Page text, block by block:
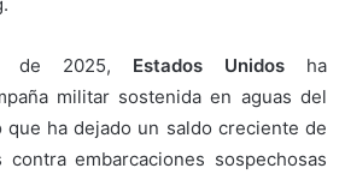
de 2025, Estados Unidos ha
militar sostenida en aguas del
que ha dejado un saldo creciente de
embarcaciones sospechosas